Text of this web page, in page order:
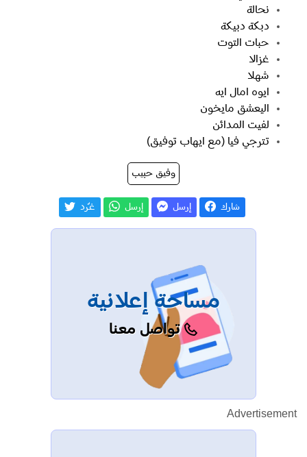
نحالة
دبكة دبيكة
حبات التوت
غزالا
شهلا
ايوه امال ايه
اليعشق مايخون
لفيت المدائن
تترجي فيا (مع ايهاب توفيق)
وفيق حبيب
شارك إرسل إرسل غـّرد
مساحة إعلانية
تواصل معنا
Advertisement